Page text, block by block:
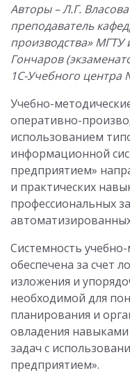
Авторы – Л.Г.
преподаватель
производства»
Гончаров
1С-Учебного центра
Учебно-
оперативно-
использованием
информационной
предприятием»
и практических
профессиональных
Системность
обеспечена за счет
изложения и
необходимой для
планирования и
овладения
задач с
предприятием».